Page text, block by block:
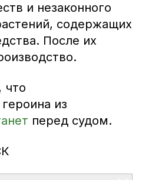
и незаконного
содержащих
После их
что
из
перед судом.